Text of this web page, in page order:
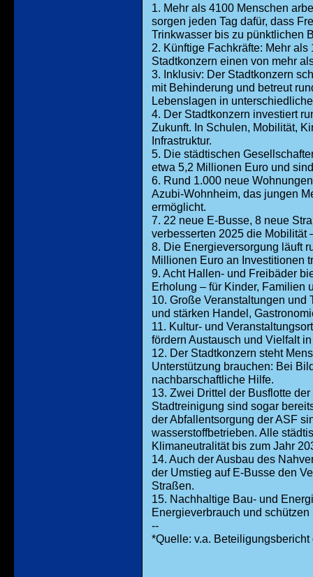
1. Mehr als 4100 Menschen
sorgen jeden Tag dafür, dass
Trinkwasser bis zu pünktlichen
2. Künftige Fachkräfte: Mehr
Stadtkonzern einen von mehr
3. Inklusiv: Der Stadtkonzern
mit Behinderung und betreut
Lebenslagen in
4. Der Stadtkonzern investiert
Zukunft. In Schulen, Mobilität,
Infrastruktur.
5. Die städtischen
etwa 5,2 Millionen Euro und
6. Rund 1.000 neue
Azubi-Wohnheim, das jungen
ermöglicht.
7. 22 neue E-Busse, 8 neue
verbesserten 2025 die Mobilität
8. Die Energieversorgung läuft
Millionen Euro an Investitionen
9. Acht Hallen- und Freibäder
Erholung – für Kinder, Familien
10. Große Veranstaltungen und
und stärken Handel,
11. Kultur- und
fördern Austausch und Vielfalt
12. Der Stadtkonzern steht
Unterstützung brauchen: Bei
nachbarschaftliche Hilfe.
13. Zwei Drittel der Busflotte
Stadtreinigung sind sogar
der Abfallentsorgung der ASF
wasserstoffbetrieben. Alle
Klimaneutralität bis zum Jahr
14. Auch der Ausbau des
der Umstieg auf E-Busse den
Straßen.
15. Nachhaltige Bau- und
Energieverbrauch und
--
*Quelle: v.a.